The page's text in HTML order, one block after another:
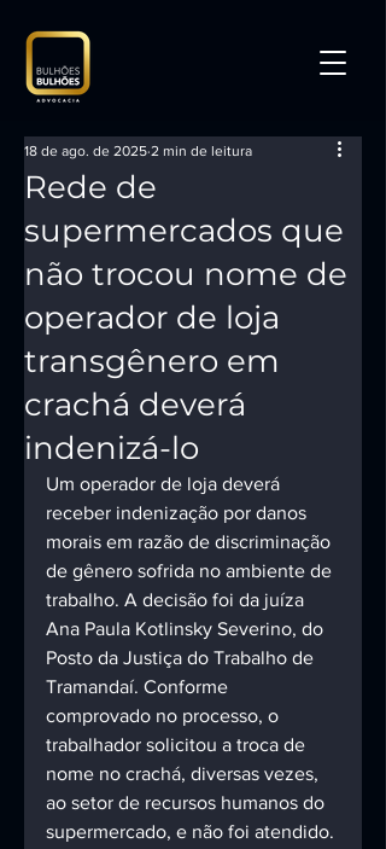
Rede de
supermercados que
não trocou nome de
operador de loja
transgênero em
crachá deverá
indenizá-lo
18 de ago. de 2025 2 min de leitura
Um operador de loja deverá
receber indenização por danos
morais em razão de discriminação
de gênero sofrida no ambiente de
trabalho. A decisão foi da juíza
Ana Paula Kotlinsky Severino, do
Posto da Justiça do Trabalho de
Tramandaí. Conforme
comprovado no processo, o
trabalhador solicitou a troca de
nome no crachá, diversas vezes,
ao setor de recursos humanos do
supermercado, e não foi atendido.